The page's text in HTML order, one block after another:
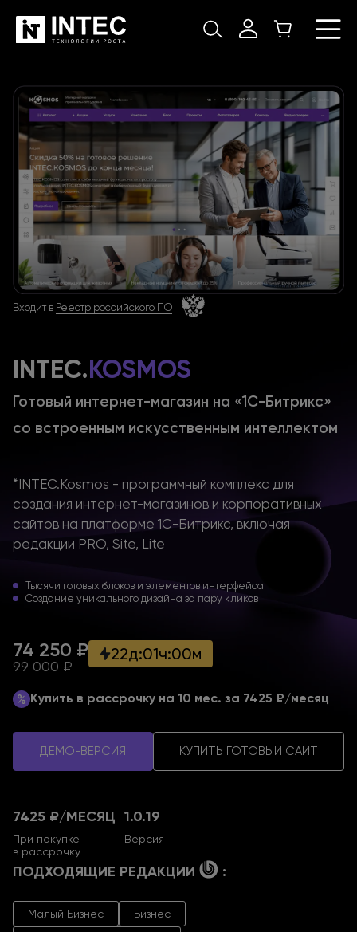
Входит в Реестр российского ПО
INTEC.KOSMOS
Готовый интернет-магазин на «1С-Битрикс»
со встроенным искусственным интеллектом
*INTEC.Kosmos - программный комплекс для
создания интернет-магазинов и корпоративных
сайтов на платформе 1С-Битрикс, включая
редакции PRO, Site, Lite
Тысячи готовых блоков и элементов интерфейса
Создание уникального дизайна за пару кликов
74 250 ₽
99 000 ₽
22д:01ч:00м
Купить в рассрочку на 10 мес. за 7425 ₽/месяц
ДЕМО-ВЕРСИЯ КУПИТЬ ГОТОВЫЙ САЙТ
7425 ₽/МЕСЯЦ
При покупке
в рассрочку
1.0.19
Версия
ПОДХОДЯЩИЕ РЕДАКЦИИ :
Малый Бизнес
Бизнес